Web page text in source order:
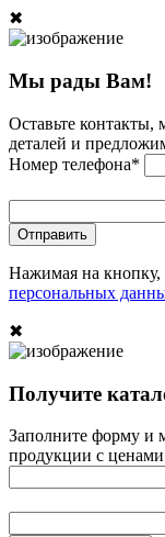
✖
Мы рады Вам!
Оставьте контакты,
деталей и
Номер телефона*
Отправить
Нажимая на кнопку,
персональных
✖
Получите
Заполните форму и
продукции с ценами